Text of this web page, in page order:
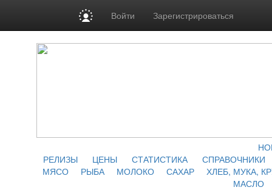
Войти Зарегистрироваться
РЕЛИЗЫ
ЦЕНЫ СТАТИСТИКА
СПРАВОЧНИКИ
МЯСО
РЫБА МОЛОКО САХАР
ХЛЕБ, МУКА,
МАСЛО